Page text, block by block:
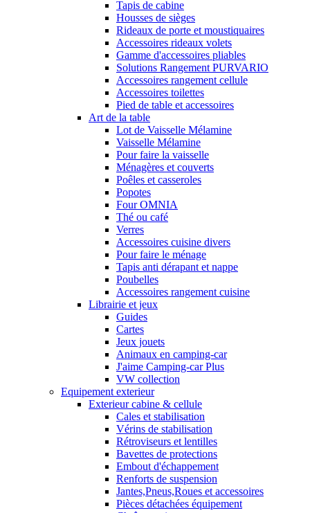
Tapis de cabine
Housses de sièges
Rideaux de porte et moustiquaires
Accessoires rideaux volets
Gamme d'accessoires pliables
Solutions Rangement PURVARIO
Accessoires rangement cellule
Accessoires toilettes
Pied de table et accessoires
Art de la table
Lot de Vaisselle Mélamine
Vaisselle Mélamine
Pour faire la vaisselle
Ménagères et couverts
Poêles et casseroles
Popotes
Four OMNIA
Thé ou café
Verres
Accessoires cuisine divers
Pour faire le ménage
Tapis anti dérapant et nappe
Poubelles
Accessoires rangement cuisine
Librairie et jeux
Guides
Cartes
Jeux jouets
Animaux en camping-car
J'aime Camping-car Plus
VW collection
Equipement exterieur
Exterieur cabine & cellule
Cales et stabilisation
Vérins de stabilisation
Rétroviseurs et lentilles
Bavettes de protections
Embout d'échappement
Renforts de suspension
Jantes,Pneus,Roues et accessoires
Pièces détachées équipement